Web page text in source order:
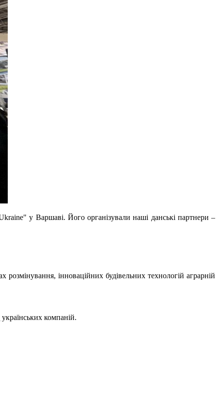
у Варшаві. Його організували наші данські партнери –
інноваційних будівельних технологій аграрній
компаній.